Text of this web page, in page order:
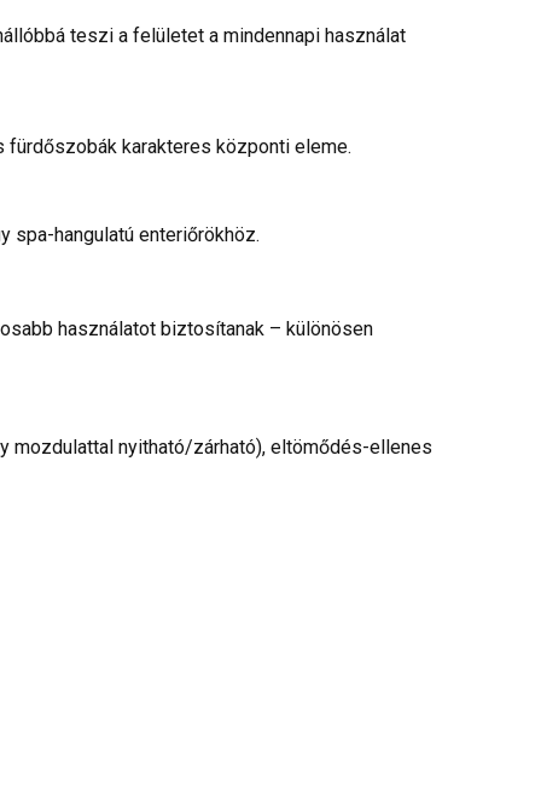
teszi a felületet a mindennapi használat
karakteres központi eleme.
spa-hangulatú enteriőrökhöz.
használatot biztosítanak – különösen
mozdulattal nyitható/zárható), eltömődés-ellenes